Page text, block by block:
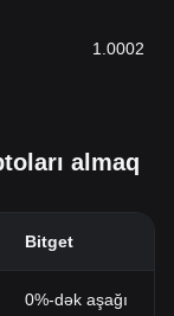
1.0002
almaq
Bitget
0%-dək aşağı